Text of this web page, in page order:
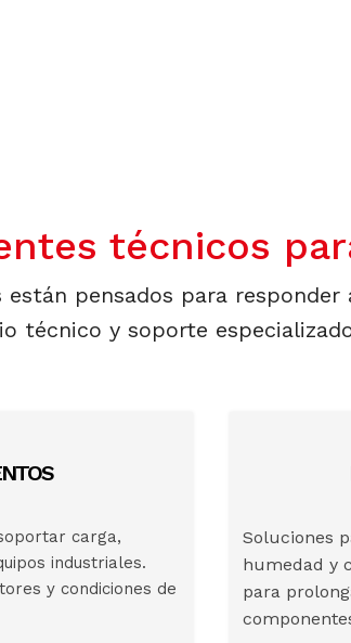
técnicos
pensados para
técnico y soporte
carga,
industriales.
y condiciones de
Soluciones
humedad y
para